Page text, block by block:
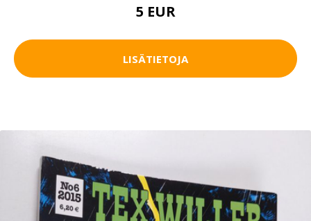
5 EUR
LISÄTIETOJA